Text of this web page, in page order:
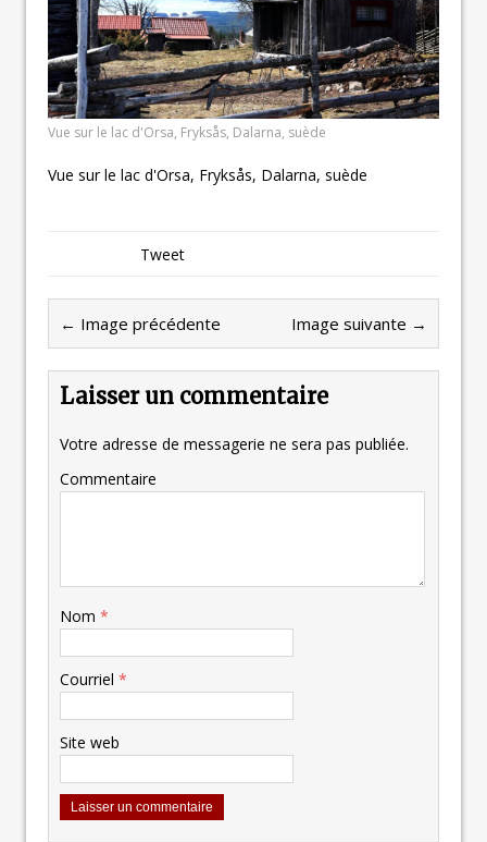
Vue sur le lac d'Orsa, Fryksås, Dalarna, suède
Vue sur le lac d'Orsa, Fryksås, Dalarna, suède
Tweet
← Image précédente Image suivante →
Laisser un commentaire
Votre adresse de messagerie ne sera pas publiée.
Commentaire
Nom *
Courriel *
Site web